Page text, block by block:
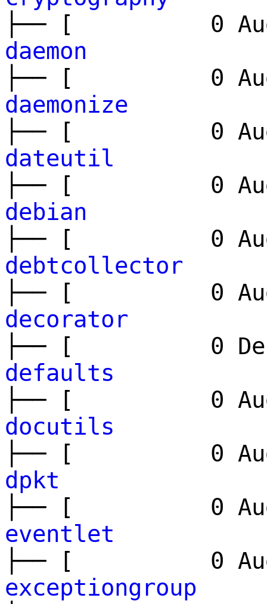
├── [ 0
daemon
├── [ 0
daemonize
├── [ 0
dateutil
├── [ 0
debian
├── [ 0
debtcollector
├── [ 0
decorator
├── [ 0
defaults
├── [ 0
docutils
├── [ 0
dpkt
├── [ 0
eventlet
├── [ 0
exceptiongroup